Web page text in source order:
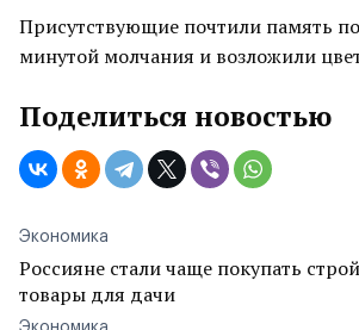
Присутствующие почтили память
минутой молчания и возложили
Поделиться новостью
Экономика
Россияне стали чаще покупать
товары для дачи